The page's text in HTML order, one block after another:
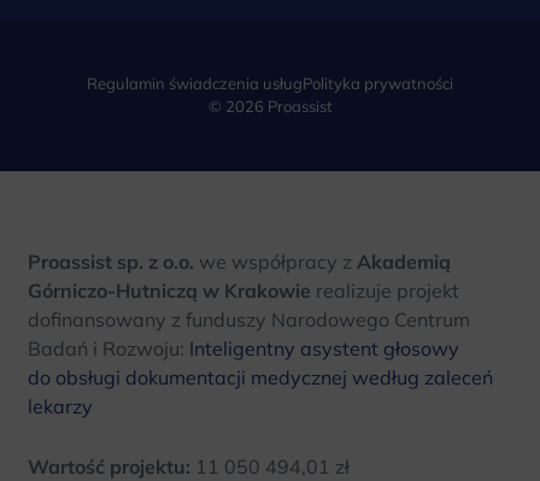
Regulamin świadczenia usługPolityka prywatności
© 2026 Proassist
Proassist sp. z o.o. we współpracy z Akademią
Górniczo-Hutniczą w Krakowie realizuje projekt
dofinansowany z funduszy Narodowego Centrum
Badań i Rozwoju: Inteligentny asystent głosowy
do obsługi dokumentacji medycznej według zaleceń
lekarzy
Wartość projektu: 11 050 494,01 zł